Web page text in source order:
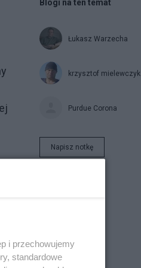
Blogi na ten temat
Łukasz Warzecha
krzysztof mielewczyk
Purdue Corona
Napisz notkę
i przechowujemy
standardowe